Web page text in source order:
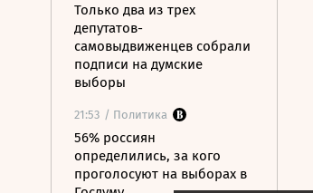
Только два из трех
депутатов-
самовыдвиженцев собрали
подписи на думские
выборы
21:53 / Политика
56% россиян
определились, за кого
проголосуют на выборах в